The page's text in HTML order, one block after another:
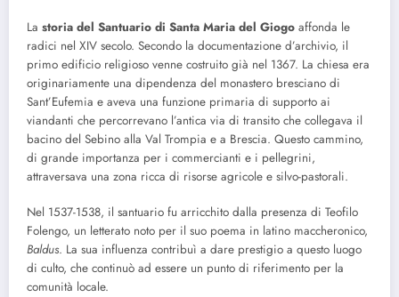
La storia del Santuario di Santa Maria del Giogo affonda le
radici nel XIV secolo. Secondo la documentazione d’archivio, il
primo edificio religioso venne costruito già nel 1367. La chiesa era
originariamente una dipendenza del monastero bresciano di
Sant’Eufemia e aveva una funzione primaria di supporto ai
viandanti che percorrevano l’antica via di transito che collegava il
bacino del Sebino alla Val Trompia e a Brescia. Questo cammino,
di grande importanza per i commercianti e i pellegrini,
attraversava una zona ricca di risorse agricole e silvo-pastorali.
Nel 1537-1538, il santuario fu arricchito dalla presenza di Teofilo
Folengo, un letterato noto per il suo poema in latino maccheronico,
Baldus. La sua influenza contribuì a dare prestigio a questo luogo
di culto, che continuò ad essere un punto di riferimento per la
comunità locale.